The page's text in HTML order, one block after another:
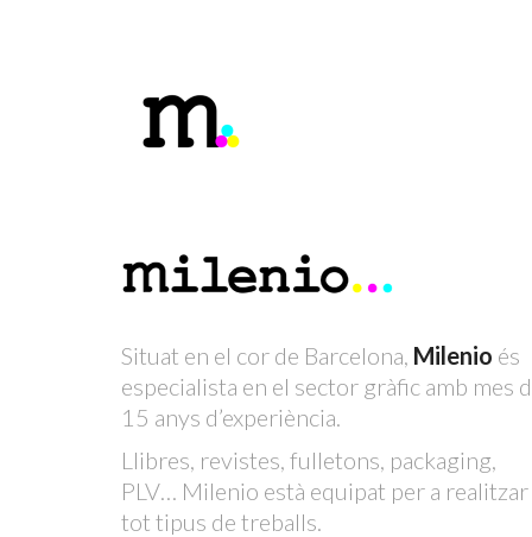
Situat en el cor de Barcelona, Milenio és
especialista en el sector gràfic amb mes
15 anys d’experiència.
Llibres, revistes, fulletons, packaging,
PLV… Milenio està equipat per a realitzar
tot tipus de treballs.